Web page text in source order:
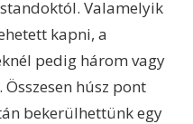
Valamelyik
kapni, a
pedig három vagy
húsz pont
bekerülhettünk egy